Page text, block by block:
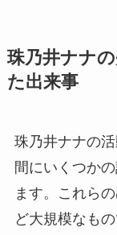
珠乃井ナナ
た出来事
珠乃井ナナの
間にいくつか
ます。これら
ど大規模なも